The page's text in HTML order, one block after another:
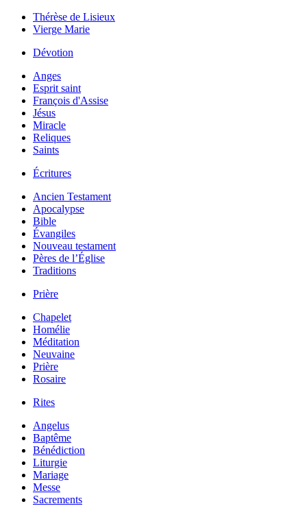
Thérèse de Lisieux
Vierge Marie
Dévotion
Anges
Esprit saint
François d'Assise
Jésus
Miracle
Reliques
Saints
Écritures
Ancien Testament
Apocalypse
Bible
Évangiles
Nouveau testament
Pères de l’Église
Traditions
Prière
Chapelet
Homélie
Méditation
Neuvaine
Prière
Rosaire
Rites
Angelus
Baptême
Bénédiction
Liturgie
Mariage
Messe
Sacrements